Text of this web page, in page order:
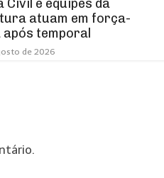
Civil e equipes da
atuam em força-
temporal
de 2026